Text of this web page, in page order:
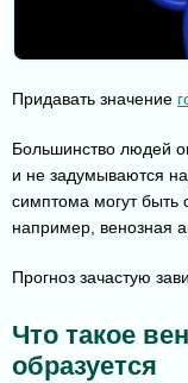
Придавать значение
Большинство людей
и не задумываются
симптома могут быть
например, венозная
Прогноз зачастую
Что такое
образуется